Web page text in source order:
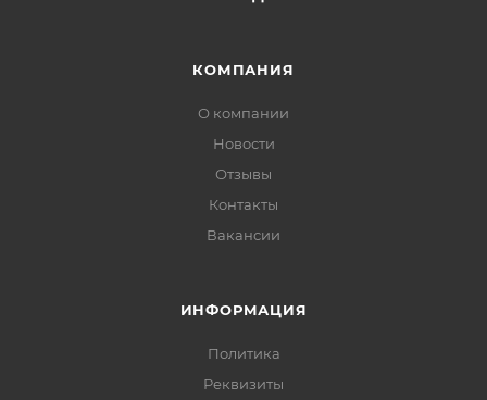
КОМПАНИЯ
О компании
Новости
Отзывы
Контакты
Вакансии
ИНФОРМАЦИЯ
Политика
Реквизиты